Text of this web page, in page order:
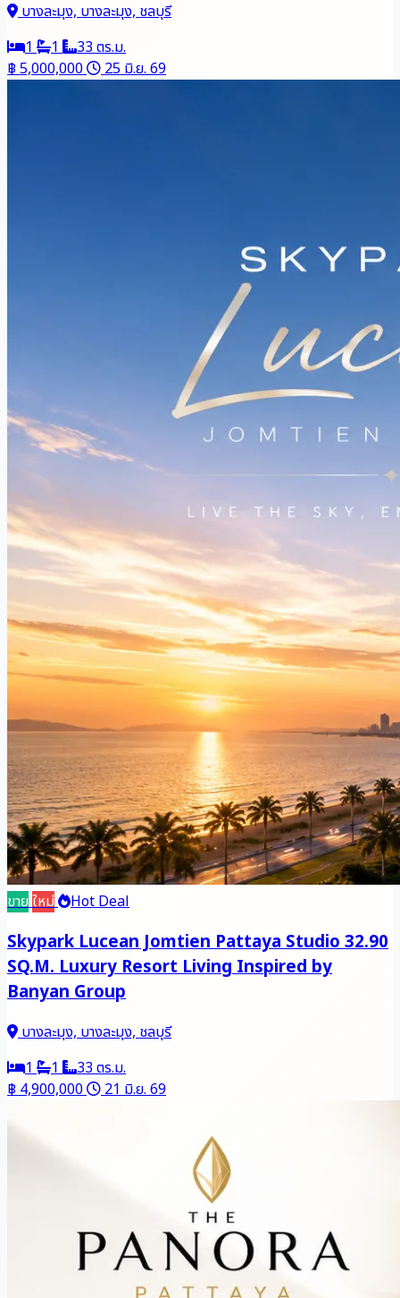
บางละมุง, บางละมุง, ชลบุรี
1
1
33 ตร.ม.
฿ 5,000,000
25 มิ.ย. 69
ขายใหม่ Hot Deal
Skypark Lucean Jomtien Pattaya Studio 32.90
SQ.M. Luxury Resort Living Inspired by
Banyan Group
บางละมุง, บางละมุง, ชลบุรี
1
1
33 ตร.ม.
฿ 4,900,000
21 มิ.ย. 69